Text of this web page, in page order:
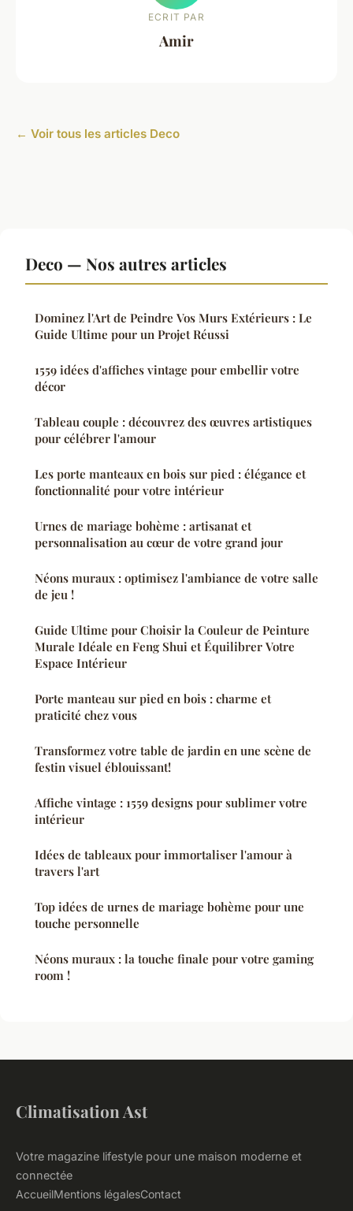
ECRIT PAR
Amir
← Voir tous les articles Deco
Deco — Nos autres articles
Dominez l'Art de Peindre Vos Murs Extérieurs : Le
Guide Ultime pour un Projet Réussi
1559 idées d'affiches vintage pour embellir votre
décor
Tableau couple : découvrez des œuvres artistiques
pour célébrer l'amour
Les porte manteaux en bois sur pied : élégance et
fonctionnalité pour votre intérieur
Urnes de mariage bohème : artisanat et
personnalisation au cœur de votre grand jour
Néons muraux : optimisez l'ambiance de votre salle
de jeu !
Guide Ultime pour Choisir la Couleur de Peinture
Murale Idéale en Feng Shui et Équilibrer Votre
Espace Intérieur
Porte manteau sur pied en bois : charme et
praticité chez vous
Transformez votre table de jardin en une scène de
festin visuel éblouissant!
Affiche vintage : 1559 designs pour sublimer votre
intérieur
Idées de tableaux pour immortaliser l'amour à
travers l'art
Top idées de urnes de mariage bohème pour une
touche personnelle
Néons muraux : la touche finale pour votre gaming
room !
Climatisation Ast
Votre magazine lifestyle pour une maison moderne et
connectée
AccueilMentions légalesContact